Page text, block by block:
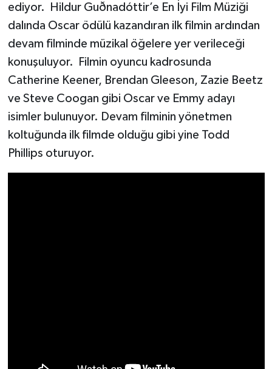
ediyor. Hildur Guðnadóttir’e En İyi Film Müziği
dalında Oscar ödülü kazandıran ilk filmin ardından
devam filminde müzikal öğelere yer verileceği
konuşuluyor. Filmin oyuncu kadrosunda
Catherine Keener, Brendan Gleeson, Zazie Beetz
ve Steve Coogan gibi Oscar ve Emmy adayı
isimler bulunuyor. Devam filminin yönetmen
koltuğunda ilk filmde olduğu gibi yine Todd
Phillips oturuyor.